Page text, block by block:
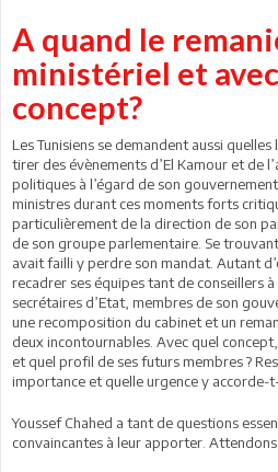
A quand le
ministériel et
concept?
Les Tunisiens se demandent aussi quelles
tirer des évènements d’El Kamour et de
politiques à l’égard de son
ministres durant ces moments forts
particulièrement de la direction de son
de son groupe parlementaire. Se
avait failli y perdre son mandat. Autant
recadrer ses équipes tant de conseillers
secrétaires d’Etat, membres de son
une recomposition du cabinet et un
deux incontournables. Avec quel
et quel profil de ses futurs membres ?
importance et quelle urgence y accorde-
Youssef Chahed a tant de questions
convaincantes à leur apporter. Attendons